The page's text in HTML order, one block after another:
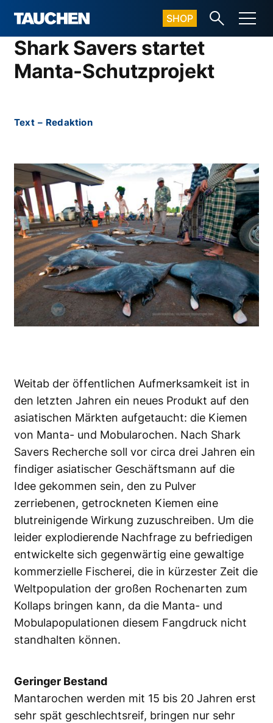
SHOP
Shark Savers startet
Manta-Schutzprojekt
Text – Redaktion
Weitab der öffentlichen Aufmerksamkeit ist in
den letzten Jahren ein neues Produkt auf den
asiatischen Märkten aufgetaucht: die Kiemen
von Manta- und Mobularochen. Nach Shark
Savers Recherche soll vor circa drei Jahren ein
findiger asiatischer Geschäftsmann auf die
Idee gekommen sein, den zu Pulver
zerriebenen, getrockneten Kiemen eine
blutreinigende Wirkung zuzuschreiben. Um die
leider explodierende Nachfrage zu befriedigen
entwickelte sich gegenwärtig eine gewaltige
kommerzielle Fischerei, die in kürzester Zeit die
Weltpopulation der großen Rochenarten zum
Kollaps bringen kann, da die Manta- und
Mobulapopulationen diesem Fangdruck nicht
standhalten können.
Geringer Bestand
Mantarochen werden mit 15 bis 20 Jahren erst
sehr spät geschlechtsreif, bringen nur sehr